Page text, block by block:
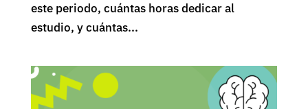
este periodo, cuántas horas dedicar al
estudio, y cuántas...